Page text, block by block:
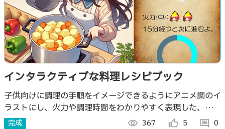
インタラクティブな料理レシピブック
子供向けに調理の手順をイメージできるようにアニメ調のイ
ラストにし、火力や調理時間をわかりやすく表現した、イン
タラクティブな料理レシピブックを作ってみました。
完成 visibility 367 thumb_up_alt 5 comment 0